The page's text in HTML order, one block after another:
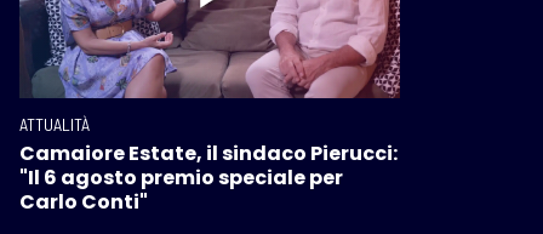
ATTUALITÀ
Camaiore Estate, il sindaco Pierucci:
"Il 6 agosto premio speciale per
Carlo Conti"